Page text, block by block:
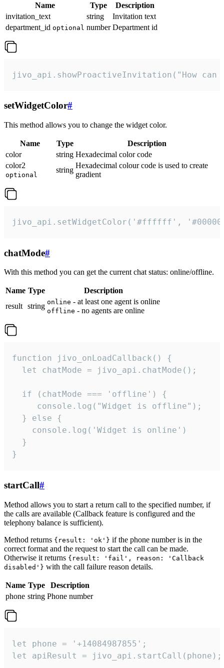
Name Type
Description
invitation_text
string
Invitation text
department_id optional number Department id
jivo_api.showProactiveInvitation("How
setWidgetColor#
This method allows you to change the widget color.
Name Type
Description
color
string Hexadecimal color code
color2
optional
string
Hexadecimal colour code is used to create
gradient
jivo_api.setWidgetColor('#ffffff',
chatMode#
With this method you can get the current chat status: online/offline.
Name Type
Description
result string online - at least one agent is online
offline - no agents are online
function jivo_onLoadCallback() {
  let chatMode = jivo_api.chatMode();
  if (chatMode === 'offline') {
     console.log("Widget is offline");
  } else {
    console.log('Widget is online')
  }
}
startCall#
Method allows you to start a return call to the specified number, if
the calls are available (Callback feature is configured and the
telephony balance is sufficient).
Method returns {result: 'ok'} if the phone number is in the
correct format and the request to start the call can be made.
Otherwise it returns {result: 'fail', reason: 'Callback
disabled'} with the call failure reason details.
Name Type
Description
phone string Phone number
let phone = '+14084987855';
let apiResult = jivo_api.startCall(phone);